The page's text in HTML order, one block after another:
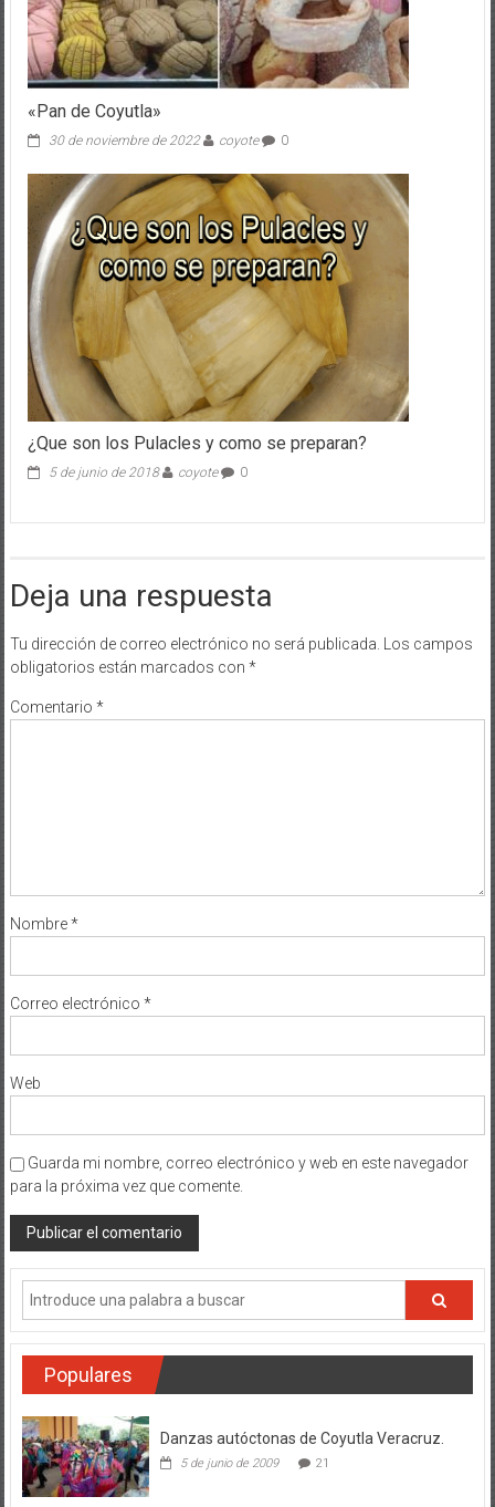
«Pan de Coyutla»
30 de noviembre de 2022
¿Que son los Pulacles y como se preparan?
5 de junio de 2018 coyote 0
obligatorios están marcados con *
Nombre*
Correo electrónico*
Web
Guarda mi nombre, correo electrónico y web en este navegador
para la próxima vez que comente.
Populares
5 de junio de 2009 21